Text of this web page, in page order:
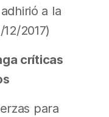
a la
2017)
críticas
para